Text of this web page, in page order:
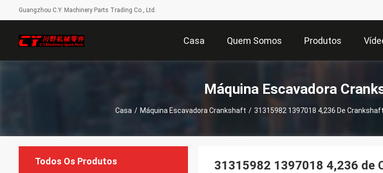
Guangzhou C.Y. Machinery Parts Trading Co., Ltd.
Casa Quem Somos Produtos
Máquina Escavadora
Casa / Máquina Escavadora Crankshaft / 31315982 1397018
Todos Os Produtos
31315982 1397018 4,236 de